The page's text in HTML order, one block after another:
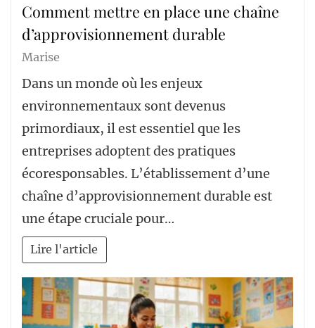
Comment mettre en place une chaîne
d’approvisionnement durable
Marise
Dans un monde où les enjeux
environnementaux sont devenus
primordiaux, il est essentiel que les
entreprises adoptent des pratiques
écoresponsables. L’établissement d’une
chaîne d’approvisionnement durable est
une étape cruciale pour…
Lire l'article